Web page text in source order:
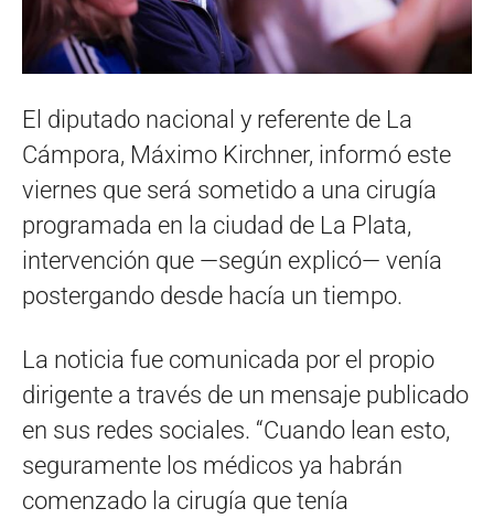
El diputado nacional y referente de La
Cámpora, Máximo Kirchner, informó este
viernes que será sometido a una cirugía
programada en la ciudad de La Plata,
intervención que —según explicó— venía
postergando desde hacía un tiempo.
La noticia fue comunicada por el propio
dirigente a través de un mensaje publicado
en sus redes sociales. “Cuando lean esto,
seguramente los médicos ya habrán
comenzado la cirugía que tenía